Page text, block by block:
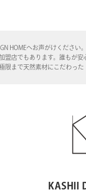
HOMEへお声がけくださ
店でもあります。誰もが
まで天然素材にこだわっ
KASHII